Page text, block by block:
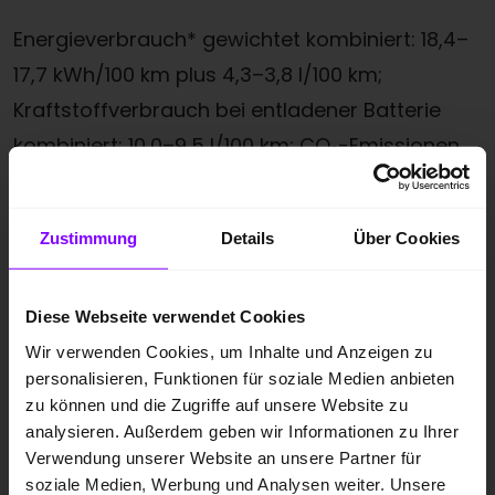
Zustimmung Details Über Cookies
Diese Webseite verwendet Cookies
Wir verwenden Cookies, um Inhalte und Anzeigen zu
personalisieren, Funktionen für soziale Medien anbieten
zu können und die Zugriffe auf unsere Website zu
analysieren. Außerdem geben wir Informationen zu Ihrer
Verwendung unserer Website an unsere Partner für
soziale Medien, Werbung und Analysen weiter. Unsere
Energieverbrauch* gewichtet kombiniert: 18,4–
17,7 kWh/100 km plus 4,3–3,8 l/100 km;
Kraftstoffverbrauch bei entladener Batterie
kombiniert: 10,0–9,5 l/100 km; CO₂-Emissionen
gewichtet kombiniert: 98-86 g/km; CO₂-Klasse
entladener Batterie: G.
Neben dem Avant präsentiert sich der neue
5 auch als sportliche Limousine
und erweitert
die A5 Baureihe um eine besonders elegante
Performance-Variante. Wie der Avant setzt
auch sie auf das neue Plug-in-Hybrid-System
mit 2,9-Liter V6 Biturbo, kraftvollem